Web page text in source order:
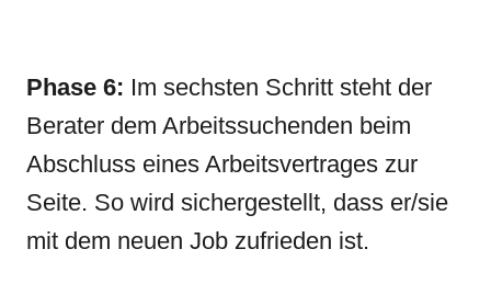
Phase 6: Im sechsten Schritt steht der
Berater dem Arbeitssuchenden beim
Abschluss eines Arbeitsvertrages zur
Seite. So wird sichergestellt, dass er/sie
mit dem neuen Job zufrieden ist.